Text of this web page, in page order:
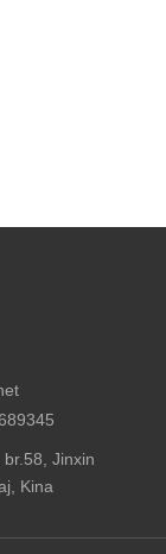
Jinxin
Kina